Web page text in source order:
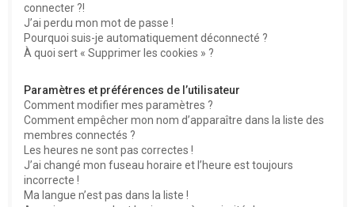
connecter ?!
J’ai perdu mon mot de passe !
Pourquoi suis-je automatiquement déconnecté ?
À quoi sert « Supprimer les cookies » ?
Paramètres et préférences de l’utilisateur
Comment modifier mes paramètres ?
Comment empêcher mon nom d’apparaître dans la liste des
membres connectés ?
Les heures ne sont pas correctes !
J’ai changé mon fuseau horaire et l’heure est toujours
incorrecte !
Ma langue n’est pas dans la liste !